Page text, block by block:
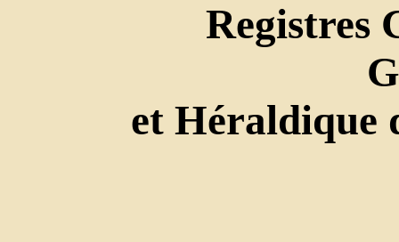
Registres
et Héraldique